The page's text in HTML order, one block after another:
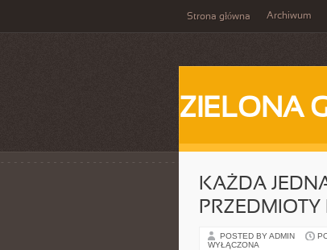
Strona główna Archiwum
ZIELONA
KAŻDA
POSTED BY ADMIN
WYŁĄCZONA